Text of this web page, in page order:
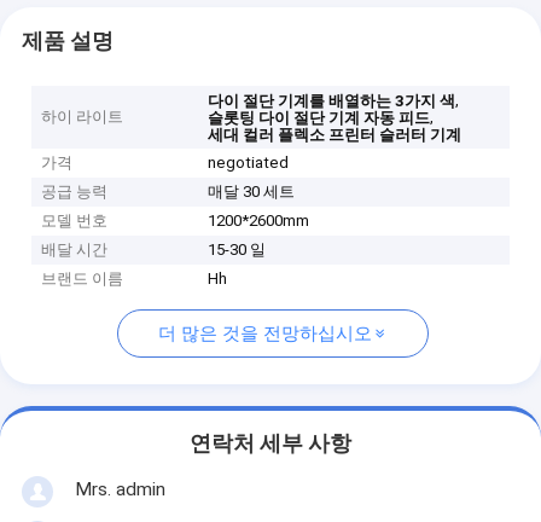
제품 설명
하이 라이트
다이 절단 기계를 배열하는 3가지 색,
슬롯팅 다이 절단 기계 자동 피드,
세대 컬러 플렉소 프린터 슬러터 기계
가격
negotiated
공급 능력
매달 30 세트
모델 번호
1200*2600mm
배달 시간
15-30 일
브랜드 이름
Hh
더 많은 것을 전망하십시오
연락처 세부 사항
Mrs. admin